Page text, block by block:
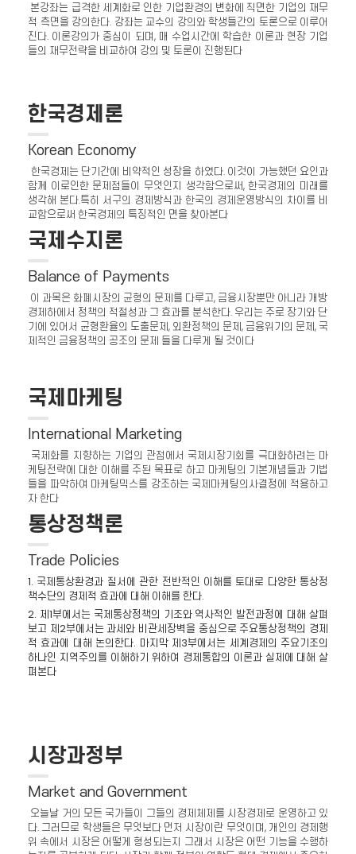
본강좌는 급격한 세계화로 인한 기업환경의 변화에 직면한 기업의 재무
적 측면을 강의한다. 강좌는 교수의 강의와 학생들간의 토론으로 이루어
진다. 이론강의가 중심이 되며, 매 수업시간에 학습한 이론과 현장 기업
들의 재무전략을 비교하여 강의 및 토론이 진행된다
한국경제론
Korean Economy
한국경제는 단기간에 비약적인 성장을 하였다. 이것이 가능했던 요인과
함께 이로인한 문제점들이 무엇인지 생각함으로써, 한국경제의 미래를
생각해 본다.특히 서구의 경제방식과 한국의 경제운영방식의 차이를 비
교함으로써 한국경제의 특징적인 면을 찾아본다
국제수지론
Balance of Payments
이 과목은 화폐시장의 균형의 문제를 다루고, 금융시장뿐만 아니라 개방
경제하에서 정책의 적절성과 그 효과를 분석한다. 우리는 주로 장기와 단
기에 있어서 균형환율의 도출문제, 외환정책의 문제, 금융위기의 문제, 국
제적인 금융정책의 공조의 문제 들을 다루게 될 것이다
국제마케팅
International Marketing
국제화를 지향하는 기업의 관점에서 국제시장기회를 극대화하려는 마
케팅전략에 대한 이해를 주된 목표로 하고 마케팅의 기본개념들과 기법
들을 파악하여 마케팅믹스를 강조하는 국제마케팅의사결정에 적용하고
자 한다
통상정책론
Trade Policies
1. 국제통상환경과 질서에 관한 전반적인 이해를 토대로 다양한 통상정
책수단의 경제적 효과에 대해 이해를 한다.
2. 제1부에서는 국제통상정책의 기조와 역사적인 발전과정에 대해 살펴
보고 제2부에서는 과세와 비관세장벽을 중심으로 주요통상정책의 경제
적 효과에 대해 논의한다. 마지막 제3부에서는 세계경제의 주요기조의
하나인 지역주의를 이해하기 위하여 경제통합의 이론과 실제에 대해 살
펴본다
시장과정부
Market and Government
오늘날 거의 모든 국가들이 그들의 경제체제를 시장경제로 운영하고 있
다. 그러므로 학생들은 무엇보다 먼저 시장이란 무엇이며, 개인의 경제행
위 속에서 시장은 어떻게 형성되는지 그래서 시장은 어떤 기능을 수행하